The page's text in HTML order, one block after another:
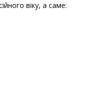
віку, а саме: